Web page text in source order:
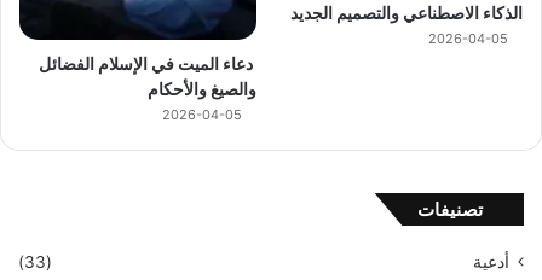
الذكاء الاصطناعي والتصميم الجديد
2026-04-05
دعاء الميت في الإسلام الفضائل
والصيغ والأحكام
2026-04-05
تصنيفات
أدعية
(33)